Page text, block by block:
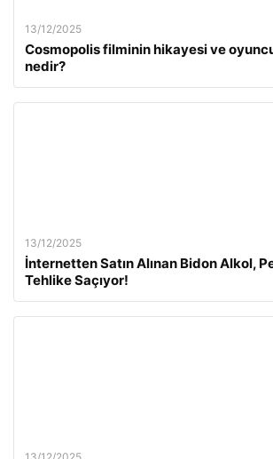
13/12/2025
Cosmopolis filminin hikayesi ve
nedir?
13/12/2025
İnternetten Satın Alınan Bidon Alkol,
Tehlike Saçıyor!